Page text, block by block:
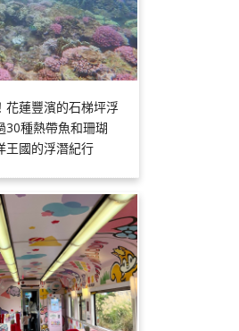
花蓮豐濱的石梯坪浮
30種熱帶魚和珊瑚
王國的浮潛紀行